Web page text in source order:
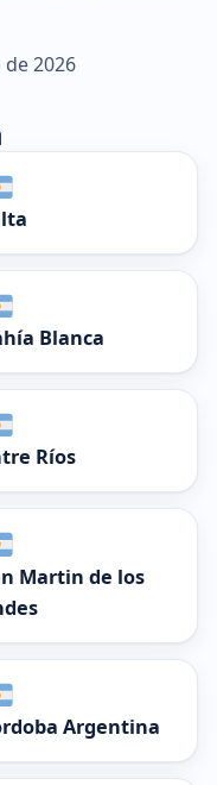
2026
Blanca
Ríos
Martin de los
Argentina